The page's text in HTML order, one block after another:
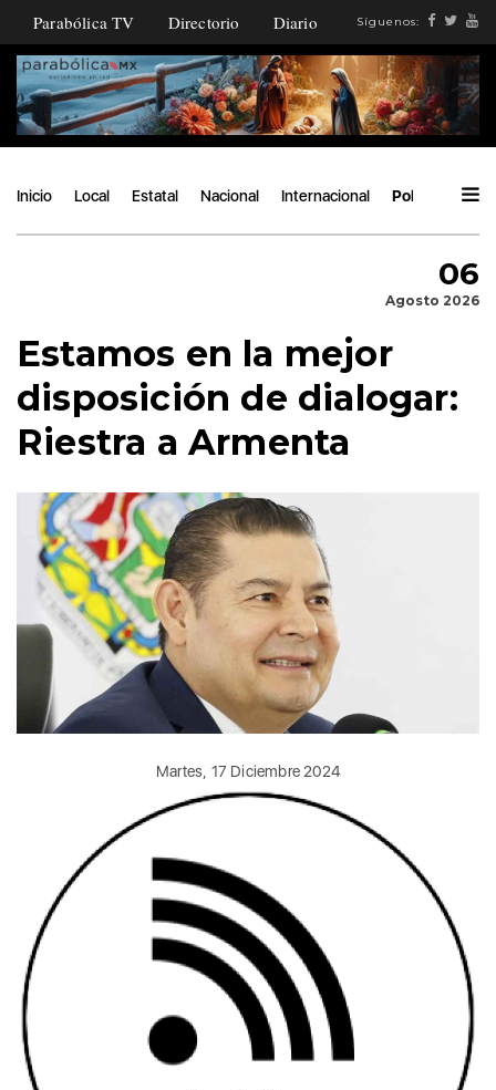
Parabólica TV Directorio Diario Síguenos:
Inicio Local Estatal Nacional Internacional Política
06
Agosto 2026
Estamos en la mejor
disposición de dialogar:
Riestra a Armenta
Martes, 17 Diciembre 2024